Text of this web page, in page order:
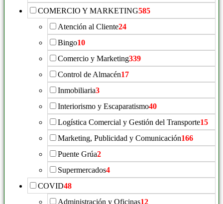
COMERCIO Y MARKETING585
Atención al Cliente24
Bingo10
Comercio y Marketing339
Control de Almacén17
Inmobiliaria3
Interiorismo y Escaparatismo40
Logística Comercial y Gestión del Transporte15
Marketing, Publicidad y Comunicación166
Puente Grúa2
Supermercados4
COVID48
Administración y Oficinas12